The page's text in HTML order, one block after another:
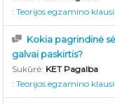
:Teorijos egzamino
Kokia pagrindinė
galvai paskirtis?
Sukūrė: KET Pagalba
:Teorijos egzamino